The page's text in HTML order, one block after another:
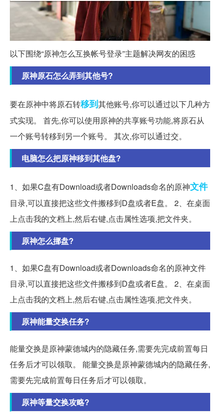
以下围绕“原神怎么互换帐号登录”主题解决网友的困惑
原神原石怎么弄到其他号?
要在原神中将原石转移到其他账号,你可以通过以下几种方
式实现。 首先,你可以使用原神的共享账号功能,将原石从
一个账号转移到另一个账号。 其次,你可以通过交。
电脑怎么把原神移到其他盘?
1、如果C盘有Download或者Downloads命名的原神文件
目录,可以直接把这些文件搬移到D盘或者E盘。 2、在桌面
上点击我的文档上,然后右键,点击属性选项,把文件夹。
原神怎么挪盘?
1、如果C盘有Download或者Downloads命名的原神文件
目录,可以直接把这些文件搬移到D盘或者E盘。 2、在桌面
上点击我的文档上,然后右键,点击属性选项,把文件夹。
原神能量交换任务?
能量交换是原神蒙德城内的隐藏任务,需要先完成前置每日
任务后才可以领取。 能量交换是原神蒙德城内的隐藏任务,
需要先完成前置每日任务后才可以领取。
原神等量交换攻略?